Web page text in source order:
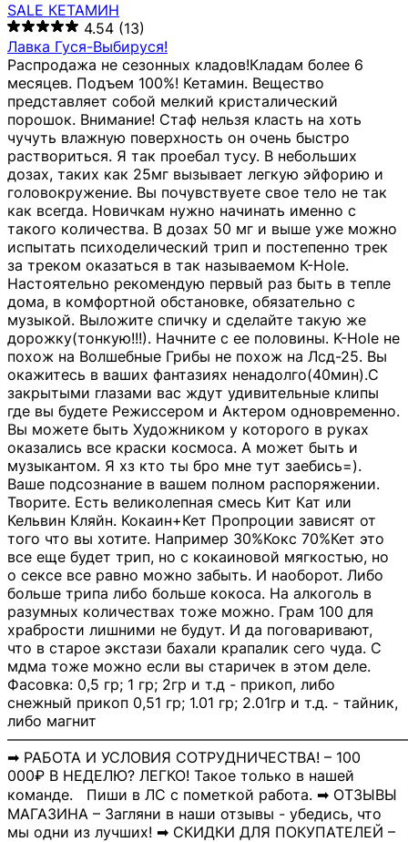
SALE КЕТАМИН
4.54 (13)
Лавка Гуся-Выбируся!
Распродажа не сезонных кладов!Кладам более 6
месяцев. Подъем 100%! Кетамин. Вещество
представляет собой мелкий кристалический
порошок. Внимание! Стаф нельзя класть на хоть
чучуть влажную поверхность он очень быстро
раствориться. Я так проебал тусу. В небольших
дозах, таких как 25мг вызывает легкую эйфорию и
головокружение. Вы почувствуете свое тело не так
как всегда. Новичкам нужно начинать именно с
такого количества. В дозах 50 мг и выше уже можно
испытать психоделический трип и постепенно трек
за треком оказаться в так называемом К-Hole.
Настоятельно рекомендую первый раз быть в тепле
дома, в комфортной обстановке, обязательно с
музыкой. Выложите спичку и сделайте такую же
дорожку(тонкую!!!). Начните с ее половины. K-Hole не
похож на Волшебные Грибы не похож на Лсд-25. Вы
окажитесь в ваших фантазиях ненадолго(40мин).С
закрытыми глазами вас ждут удивительные клипы
где вы будете Режиссером и Актером одновременно.
Вы можете быть Художником у которого в руках
оказались все краски космоса. А может быть и
музыкантом. Я хз кто ты бро мне тут заебись=).
Ваше подсознание в вашем полном распоряжении.
Творите. Есть великолепная смесь Кит Кат или
Кельвин Кляйн. Кокаин+Кет Пропроции зависят от
того что вы хотите. Например 30%Кокс 70%Кет это
все еще будет трип, но с кокаиновой мягкостью, но
о сексе все равно можно забыть. И наоборот. Либо
больше трипа либо больше кокоса. На алкоголь в
разумных количествах тоже можно. Грам 100 для
храбрости лишними не будут. И да поговаривают,
что в старое экстази бахали крапалик сего чуда. С
мдма тоже можно если вы старичек в этом деле.
Фасовка: 0,5 гр; 1 гр; 2гр и т.д - прикоп, либо
снежный прикоп 0,51 гр; 1.01 гр; 2.01гр и т.д. - тайник,
либо магнит
➡ РАБОТА И УСЛОВИЯ СОТРУДНИЧЕСТВА! – 100
000₽ В НЕДЕЛЮ? ЛЕГКО! Такое только в нашей
команде. Пиши в ЛС с пометкой работа. ➡ ОТЗЫВЫ
МАГАЗИНА – Загляни в наши отзывы - убедись, что
мы одни из лучших! ➡ СКИДКИ ДЛЯ ПОКУПАТЕЛЕЙ –